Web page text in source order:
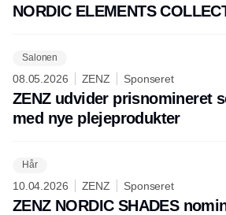
NORDIC ELEMENTS
Salonen
08.05.2026 ZENZ Sponseret
ZENZ udvider prisnomineret
med nye plejeprodukter
Hår
10.04.2026 ZENZ Sponseret
ZENZ NORDIC SHADES